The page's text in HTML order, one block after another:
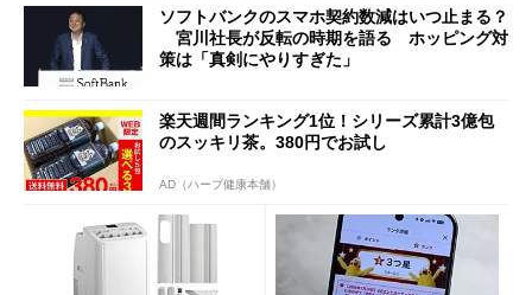
ソフトバンクのスマホ契約数減はいつ止まる？
宮川社長が反転の時期を語る ホッピング対
策は「真剣にやりすぎた」
楽天週間ランキング1位！シリーズ累計3億包
のスッキリ茶。380円でお試し
AD（ハーブ健康本舗）